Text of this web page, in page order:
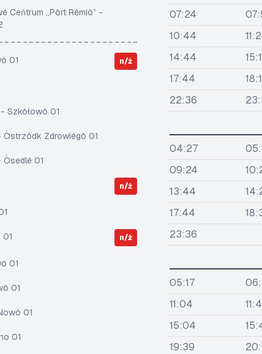
Ceńtrum „Pòrt Rëmiô” -
01 n/ż
Szkòłowô 01
Zdrowiégò 01
01
n/ż
n/ż
01
01
01
01
07:24
10:44
14:44
17:44
22:36
04:27
09:24
13:44
17:44
23:36
05:17
11:04
15:04
19:39